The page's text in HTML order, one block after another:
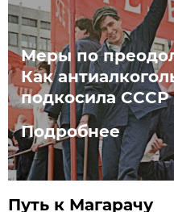
Меры по
Как
подкосила СССР
Подробнее
Путь к Магарачу